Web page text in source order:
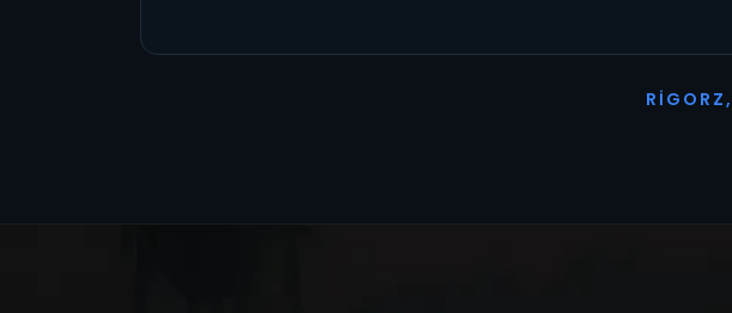
R I G O R Z,